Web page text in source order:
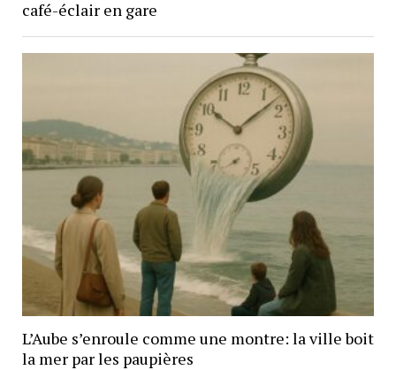
café-éclair en gare
L’Aube s’enroule comme une montre: la ville boit
la mer par les paupières